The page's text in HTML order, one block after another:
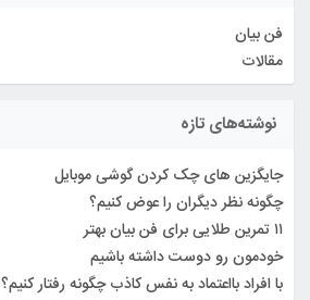
فن بیان
مقالات
نوشته‌های تازه
جایگزین های چک کردن گوشی موبایل
چگونه نظر دیگران را عوض کنیم؟
۱۱ تمرین طلایی برای فن بیان بهتر
خودمون رو دوست داشته باشیم
با افراد بااعتماد به نفس کاذب چگونه رفتار کنیم؟